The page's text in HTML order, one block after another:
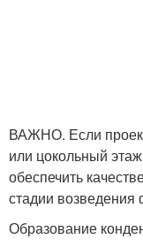
ВАЖНО. Если
или цокольный
обеспечить
стадии возведения
Образование